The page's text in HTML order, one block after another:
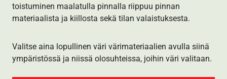
toistuminen maalatulla pinnalla riippuu pinnan
materiaalista ja kiillosta sekä tilan valaistuksesta.
Valitse aina lopullinen väri värimateriaalien avulla siinä
ympäristössä ja niissä olosuhteissa, joihin väri valitaan.